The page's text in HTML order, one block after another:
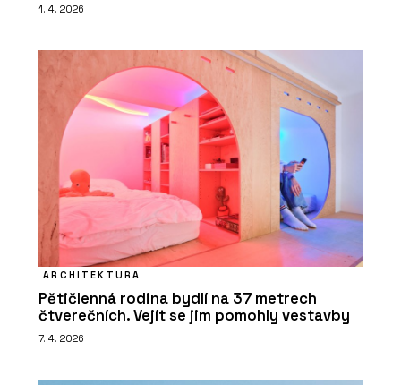
1. 4. 2026
ARCHITEKTURA
Pětičlenná rodina bydlí na 37 metrech
čtverečních. Vejít se jim pomohly vestavby
7. 4. 2026